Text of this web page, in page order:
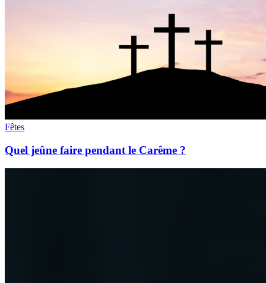
Fêtes
Quel jeûne faire pendant le Carême ?